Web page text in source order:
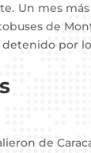
Un mes
de
por
de